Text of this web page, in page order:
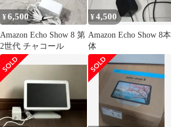
¥6,500
Amazon Echo Show 8 第
2世代 チャコール
¥4,500
Amazon Echo Show 8本
体